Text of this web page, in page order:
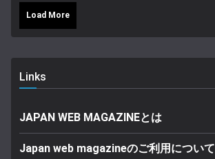
Load More
Links
JAPAN WEB MAGAZINEとは
Japan web magazineのご利用について